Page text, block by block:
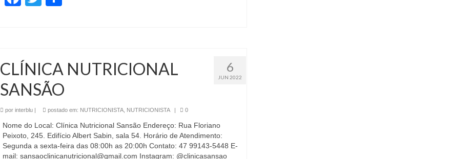
6
JUN 2022
CLÍNICA NUTRICIONAL
SANSÃO
por interblu| postado em: NUTRICIONISTA, NUTRICIONISTA | 0
Nome do Local: Clínica Nutricional Sansão Endereço: Rua Floriano
Peixoto, 245. Edifício Albert Sabin, sala 54. Horário de Atendimento:
Segunda a sexta-feira das 08:00h as 20:00h Contato: 47 99143-5448 E-
mail: sansaoclinicanutricional@gmail.com Instagram: @clinicasansao